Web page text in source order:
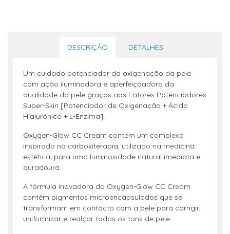
DESCRIÇÃO DETALHES
Um cuidado potenciador da oxigenação da pele
com ação iluminadora e aperfeiçoadora da
qualidade da pele graças aos Fatores Potenciadores
Super-Skin [Potenciador de Oxigenação + Ácido
Hialurónico + L-Enzima].
Oxygen-Glow CC Cream contém um complexo
inspirado na carboxiterapia, utilizado na medicina
estética, para uma luminosidade natural imediata e
duradoura.
A fórmula inovadora do Oxygen-Glow CC Cream
contém pigmentos microencapsulados que se
transformam em contacto com a pele para corrigir,
uniformizar e realçar todos os tons de pele.